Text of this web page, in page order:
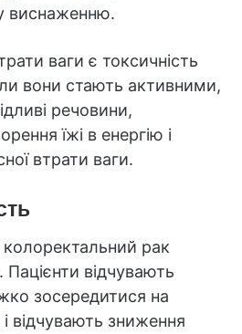
виснаженню.
ваги є токсичність
вони стають активними,
речовини,
їжі в енергію і
втрати ваги.
колоректальний рак
відчувають
зосередитися на
відчувають зниження